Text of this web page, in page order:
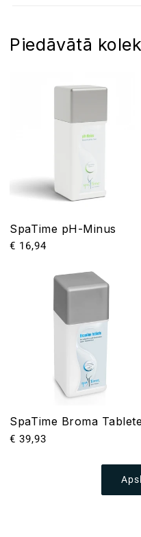
Piedāvātā
SpaTime pH-Minus
Parastā
€ 16,94
SpaTime Broma
Parastā
€ 39,93